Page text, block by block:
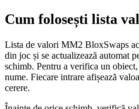
Cum folosești lista
Lista de valori MM2 BloxSwaps
din joc și se actualizează automat
schimb. Pentru a verifica un obiect,
nume. Fiecare intrare afișează
cerere.